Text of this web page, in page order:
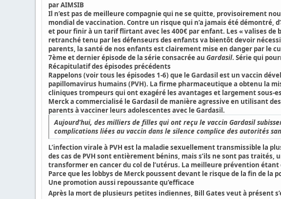
parAIMSIB
Il n’est pas de meilleure compagnie qui ne se quitte, provisoirement
mondial de vaccination. Contre un risque qui n’a jamais été
et pour finir à un tarif flirtant avec les 400€ par enfant. Les « valises
retranché tenu par les défenseurs des enfants va bientôt devoir
parents, la santé de nos enfants est clairement mise en danger par le
7ème et dernier épisode de la série consacrée auGardasil. Série qui
Récapitulatif des épisodes précédents
Rappelons (voir tous les épisodes 1-6) que leGardasil est un vaccin
papillomavirus humains (PVH). La firme pharmaceutique a obtenu la
cliniques trompeurs qui ontexagéré les avantages et largement sous-
Merck a commercialisé le Gardasil de manière agressive en utilisant
parents à vacciner leurs adolescentes avec le Gardasil.
Aujourd’hui, des milliers de filles qui ont reçu le vaccin Gardasil
complications liées au vaccin dans le silence complice des autorités
L’infection virale à PVH est la maladie sexuellement transmissible la
des cas de PVH sont entièrement bénins, mais s’ils ne sont pas
transformer en cancer du col de l’utérus. La meilleure prévention étant
Parce que les lobbys de Merck poussent devant le risque de la fin de la
Une promotion aussi repoussante qu’efficace
Après la mort de plusieurs petites indiennes, Bill Gates veut à présent